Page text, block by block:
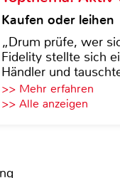
Kaufen oder leihen
„Drum prüfe, wer
Fidelity stellte sich
Händler und
>> Mehr erfahren
>> Alle anzeigen